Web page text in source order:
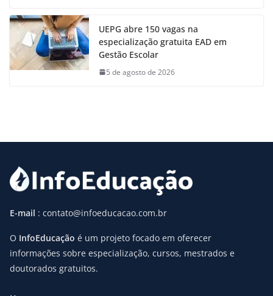
UEPG abre 150 vagas na
especialização gratuita EAD em
Gestão Escolar
5 de agosto de 2026
E-mail : contato@infoeducacao.com.br
O InfoEducação é um projeto focado em oferecer
informações sobre especialização, cursos, mestrados e
doutorados gratuitos.